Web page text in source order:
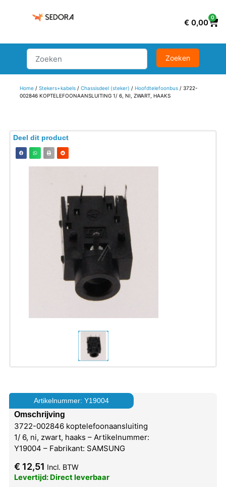
€ 0,00
0
Home/ Stekers+kabels/ Chassisdeel (steker) / Hoofdtelefoonbus/ 3722-
002846 KOPTELEFOONAANSLUITING 1/ 6, NI, ZWART, HAAKS
Deel dit product
Artikelnummer: Y19004
Omschrijving
3722-002846 koptelefoonaansluiting
1/ 6, ni, zwart, haaks – Artikelnummer:
Y19004 – Fabrikant: SAMSUNG
€ 12,51 Incl. BTW
Levertijd: Direct leverbaar